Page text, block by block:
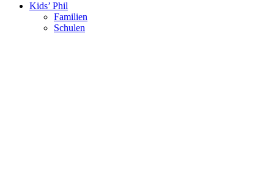
Kids’ Phil
Familien
Schulen